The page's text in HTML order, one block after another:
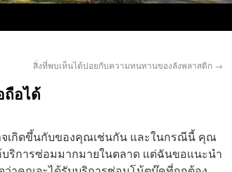
สิ่งที่พบเห็นได้บ่อยกับความทนทานของลังพลาสติก →
ถือได้
เกิดขึ้นกับของคุณเช่นกัน และในกรณีนี้ คุณ
บริการซ่อมมากมายในตลาด แต่ฉันขอแนะนำ